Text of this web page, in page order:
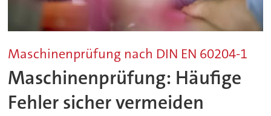
Maschinenprüfung nach DIN EN 60204-1
Maschinenprüfung: Häufige
Fehler sicher vermeiden